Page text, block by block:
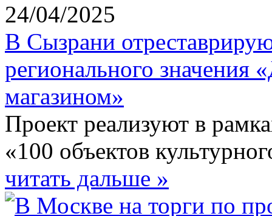
24/04/2025
В Сызрани
регионального значения
магазином»
Проект реализуют в
«100 объектов
читать дальше »